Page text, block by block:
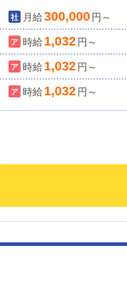
月給300,000円～
時給 1,032円～
時給 1,032円～
時給 1,032円～